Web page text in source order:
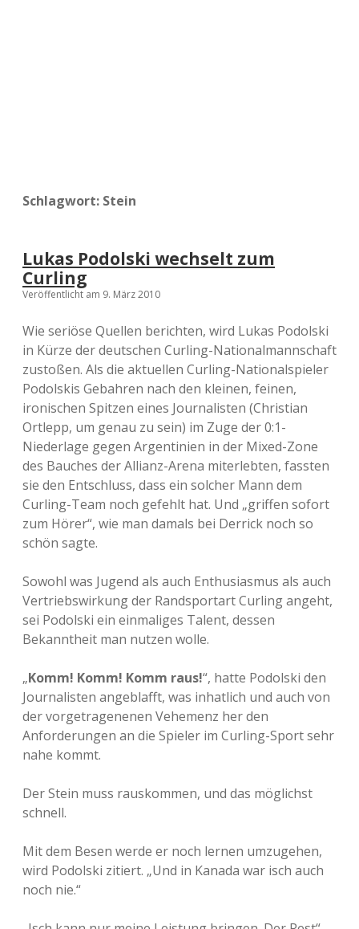
Schlagwort: Stein
Lukas Podolski wechselt zum
Curling
Veröffentlicht am 9. März 2010
Wie seriöse Quellen berichten, wird Lukas Podolski
in Kürze der deutschen Curling-Nationalmannschaft
zustoßen. Als die aktuellen Curling-Nationalspieler
Podolskis Gebahren nach den kleinen, feinen,
ironischen Spitzen eines Journalisten (Christian
Ortlepp, um genau zu sein) im Zuge der 0:1-
Niederlage gegen Argentinien in der Mixed-Zone
des Bauches der Allianz-Arena miterlebten, fassten
sie den Entschluss, dass ein solcher Mann dem
Curling-Team noch gefehlt hat. Und „griffen sofort
zum Hörer“, wie man damals bei Derrick noch so
schön sagte.
Sowohl was Jugend als auch Enthusiasmus als auch
Vertriebswirkung der Randsportart Curling angeht,
sei Podolski ein einmaliges Talent, dessen
Bekanntheit man nutzen wolle.
„Komm! Komm! Komm raus!“, hatte Podolski den
Journalisten angeblafft, was inhatlich und auch von
der vorgetragenenen Vehemenz her den
Anforderungen an die Spieler im Curling-Sport sehr
nahe kommt.
Der Stein muss rauskommen, und das möglichst
schnell.
Mit dem Besen werde er noch lernen umzugehen,
wird Podolski zitiert. „Und in Kanada war isch auch
noch nie.“